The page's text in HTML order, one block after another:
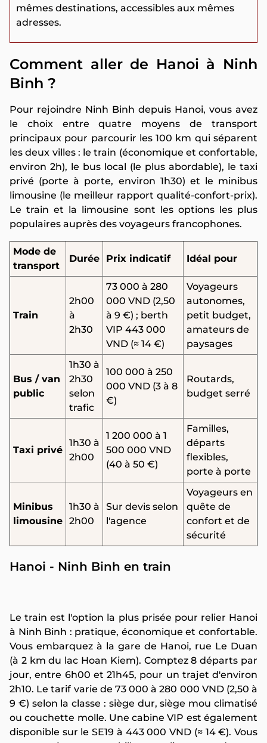
mêmes destinations, accessibles aux mêmes
adresses.
Comment aller de Hanoi à Ninh
Binh ?
Pour rejoindre Ninh Binh depuis Hanoi, vous avez
le choix entre quatre moyens de transport
principaux pour parcourir les 100 km qui séparent
les deux villes : le train (économique et confortable,
environ 2h), le bus local (le plus abordable), le taxi
privé (porte à porte, environ 1h30) et le minibus
limousine (le meilleur rapport qualité-confort-prix).
Le train et la limousine sont les options les plus
populaires auprès des voyageurs francophones.
Mode de
transport
Durée Prix indicatif Idéal pour
Train
2h00
à
2h30
73 000 à 280
000 VND (2,50
à 9 €) ; berth
VIP 443 000
VND (≈ 14 €)
Voyageurs
autonomes,
petit budget,
amateurs de
paysages
Bus / van
public
1h30 à
2h30
selon
trafic
100 000 à 250
000 VND (3 à 8
€)
Routards,
budget serré
Taxi privé
1h30 à
2h00
1 200 000 à 1
500 000 VND
(40 à 50 €)
Familles,
départs
flexibles,
porte à porte
Minibus
limousine
1h30 à
2h00
Sur devis selon
l'agence
Voyageurs en
quête de
confort et de
sécurité
Hanoi - Ninh Binh en train
Le train est l'option la plus prisée pour relier Hanoi
à Ninh Binh : pratique, économique et confortable.
Vous embarquez à la gare de Hanoi, rue Le Duan
(à 2 km du lac Hoan Kiem). Comptez 8 départs par
jour, entre 6h00 et 21h45, pour un trajet d'environ
2h10. Le tarif varie de 73 000 à 280 000 VND (2,50 à
9 €) selon la classe : siège dur, siège mou climatisé
ou couchette molle. Une cabine VIP est également
disponible sur le SE19 à 443 000 VND (≈ 14 €). Vous